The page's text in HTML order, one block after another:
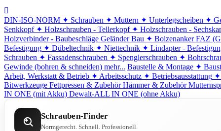
DIN-ISO-NORM ✦ Schrauben ✦ Muttern ✦ Unterlegscheiben ✦
Senkkopf ✦ Holzschrauben - Tellerkopf ✦ Holzschrauben -
Holzverbinder - Baubeschläge Geländer Bau ✦ Bolzenanker FAZ
Befestigung ✦ Dübeltechnik ✦ Niettechnik ✦ Lindapter -
Schrauben ✦ Fassadenschrauben ✦ Spenglerschrauben ✦
Gewinde (bohren & schneiden) mehr... Baustelle & Montage ✦
Arbeit, Werkstatt & Betrieb ✦ Arbeitsschutz ✦ Betriebsausstattung ✦
Bitwerkzeuge Fettpressen & Zubehör Hämmer & Zubehör
IN ONE (mit Akku) Dewalt-ALL IN ONE (ohne Akku)
Schrauben-Finder
Normgerecht. Schnell. Professionell.